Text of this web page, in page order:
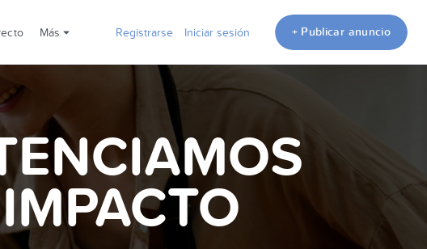
Más Registrarse Iniciar sesión + Publicar anuncio